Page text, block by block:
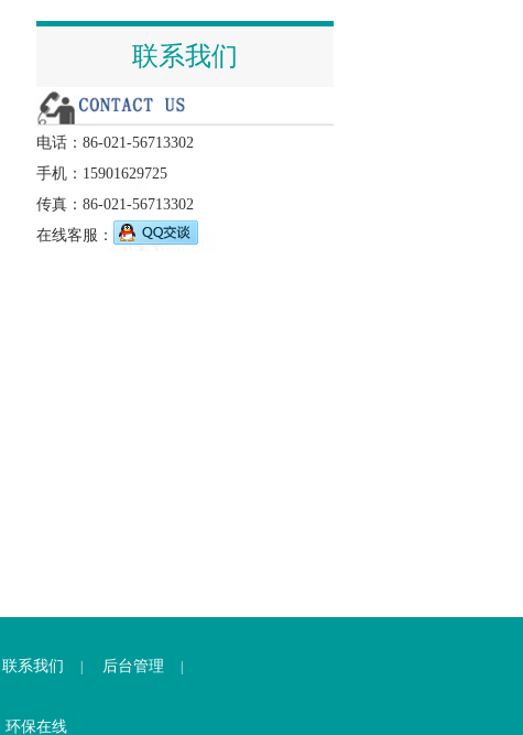
联系我们
电话：86-021-56713302
手机：15901629725
传真：86-021-56713302
在线客服：
联系我们 后台管理
环保在线